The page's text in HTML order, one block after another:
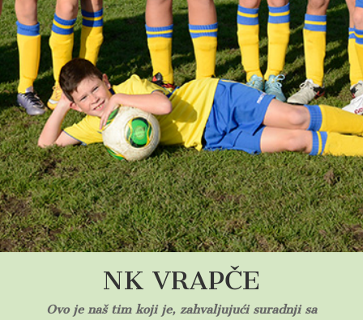
NK VRAPČE
Ovo je naš tim koji je, zahvaljujući suradnji sa